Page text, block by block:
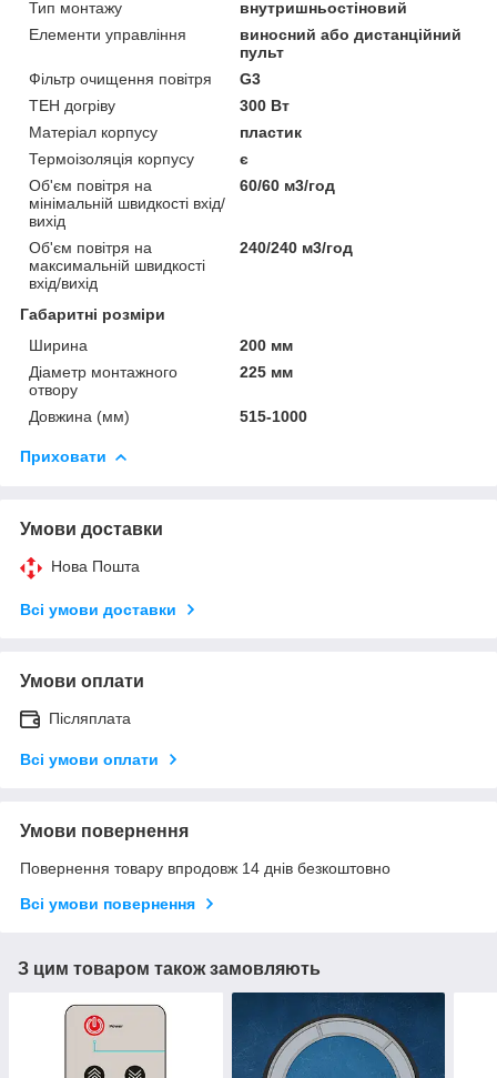
Тип монтажу
внутришньостіновий
Елементи управління
виносний або дистанційний
пульт
Фільтр очищення повітря
G3
ТЕН догріву
300 Вт
Матеріал корпусу
пластик
Термоізоляція корпусу
є
Об'єм повітря на
мінімальній швидкості вхід/
вихід
60/60 м3/год
Об'єм повітря на
максимальній швидкості
вхід/вихід
240/240 м3/год
Габаритні розміри
Ширина
200 мм
Діаметр монтажного
отвору
225 мм
Довжина (мм) 515-1000
Приховати
Умови доставки
Нова Пошта
Всі умови доставки
Умови оплати
Післяплата
Всі умови оплати
Умови повернення
Повернення товару впродовж 14 днів безкоштовно
Всі умови повернення
З цим товаром також замовляють